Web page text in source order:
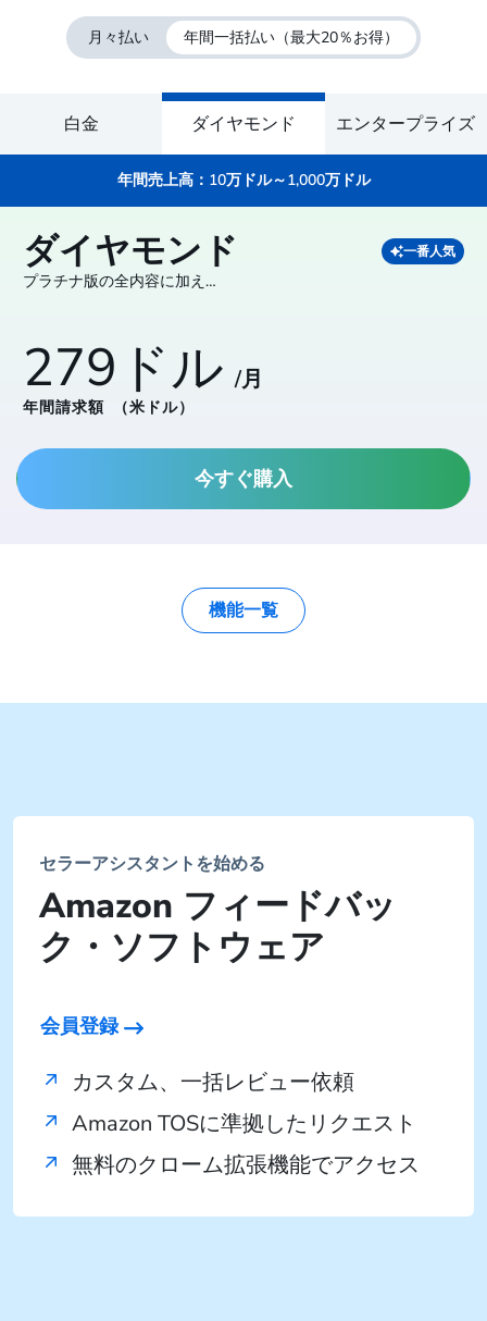
月々払い 年間一括払い （最大20％お得）
白金 ダイヤモンド エンタープライズ
年間売上高：10万ドル～1,000万ドル
ダイヤモンド 一番人気
プラチナ版の全内容に加え…
279ドル /月
年間請求額 （米ドル）
今すぐ購入
機能一覧
セラーアシスタントを始める
Amazon フィードバッ
ク・ソフトウェア
会員登録
カスタム、一括レビュー依頼
Amazon TOSに準拠したリクエスト
無料のクローム拡張機能でアクセス